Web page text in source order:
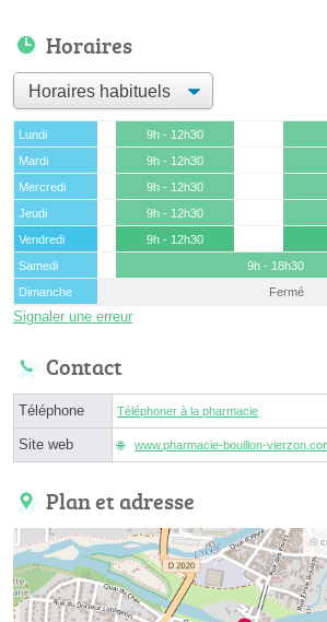
Horaires
Lundi 9h - 12h30
Mardi
9h - 12h30
Mercredi
9h - 12h30
Jeudi
9h - 12h30
Vendredi
9h - 12h30
Samedi
9h - 18h30
Dimanche
Fermé
Signaler une erreur
Contact
Téléphone Téléphoner à la pharmacie
Site web www.pharmacie-bouillon-
Plan et adresse
©